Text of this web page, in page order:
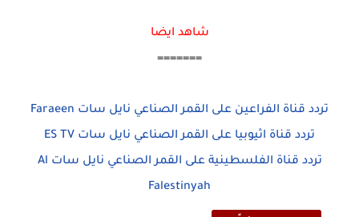
شاهد ايضا
=======
تردد قناة الفراعين على القمر الصناعي نايل سات Faraeen
تردد قناة اثيوبيا على القمر الصناعي نايل سات ES TV
تردد قناة الفلسطينية على القمر الصناعي نايل سات Al
Falestinyah